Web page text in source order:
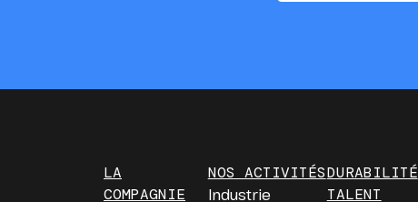
LA
COMPAGNIE
NOS ACTIVITÉS
Industrie
DURABILITÉ
TALENT